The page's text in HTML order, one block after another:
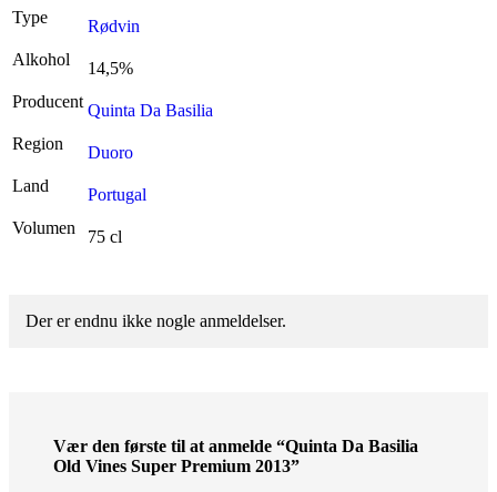
Type
Rødvin
Alkohol
14,5%
Producent Quinta Da Basilia
Region
Duoro
Land
Portugal
Volumen
75 cl
Der er endnu ikke nogle anmeldelser.
Vær den første til at anmelde “Quinta Da Basilia
Old Vines Super Premium 2013”